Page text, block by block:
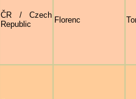
ČR / Czech
Republic
Florenc